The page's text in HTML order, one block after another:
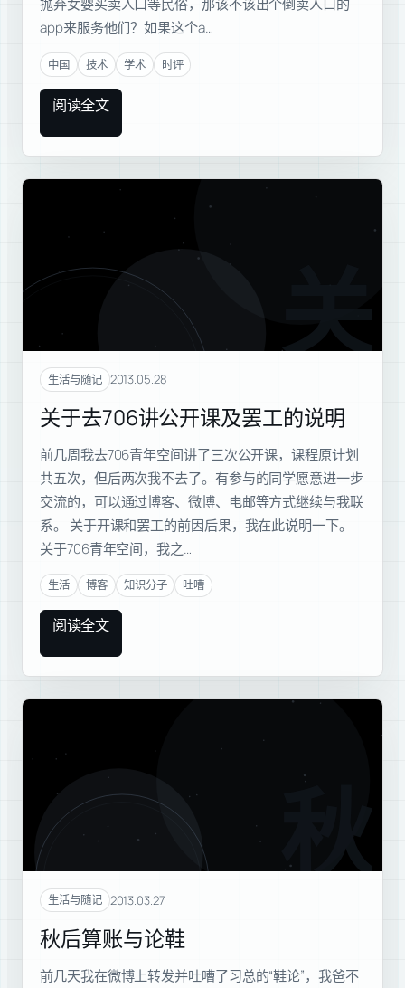
抛弃女婴买卖人口等民俗，那该不该出个倒卖人口的
app来服务他们？如果这个a…
中国 技术 学术 时评
阅读全文
关于
生活与随记 2013.05.28
关于去706讲公开课及罢工的说明
前几周我去706青年空间讲了三次公开课，课程原计划
共五次，但后两次我不去了。有参与的同学愿意进一步
交流的，可以通过博客、微博、电邮等方式继续与我联
系。 关于开课和罢工的前因后果，我在此说明一下。
关于706青年空间，我之…
生活 博客 知识分子 吐嘈
阅读全文
秋后
生活与随记 2013.03.27
秋后算账与论鞋
前几天我在微博上转发并吐嘈了习总的“鞋论”，我爸不